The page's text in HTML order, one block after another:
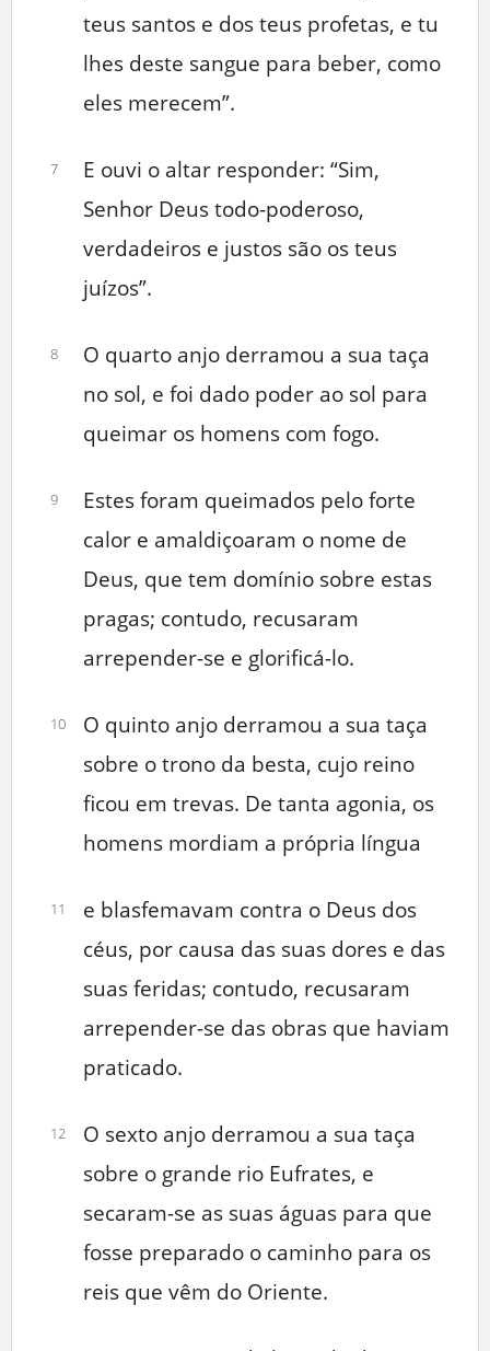
teus santos e dos teus profetas, e tu
lhes deste sangue para beber, como
eles merecem”.
7
E ouvi o altar responder: “Sim,
Senhor Deus todo-poderoso,
verdadeiros e justos são os teus
juízos”.
8
O quarto anjo derramou a sua taça
no sol, e foi dado poder ao sol para
queimar os homens com fogo.
9
Estes foram queimados pelo forte
calor e amaldiçoaram o nome de
Deus, que tem domínio sobre estas
pragas; contudo, recusaram
arrepender-se e glorificá-lo.
10
O quinto anjo derramou a sua taça
sobre o trono da besta, cujo reino
ficou em trevas. De tanta agonia, os
homens mordiam a própria língua
11
e blasfemavam contra o Deus dos
céus, por causa das suas dores e das
suas feridas; contudo, recusaram
arrepender-se das obras que haviam
praticado.
12
O sexto anjo derramou a sua taça
sobre o grande rio Eufrates, e
secaram-se as suas águas para que
fosse preparado o caminho para os
reis que vêm do Oriente.